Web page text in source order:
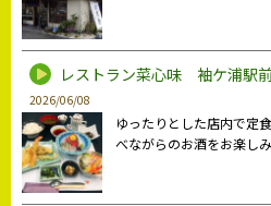
レストラン菜心味 袖ケ浦駅
2026/06/08
ゆったりとした店内で定
べながらのお酒をお楽し